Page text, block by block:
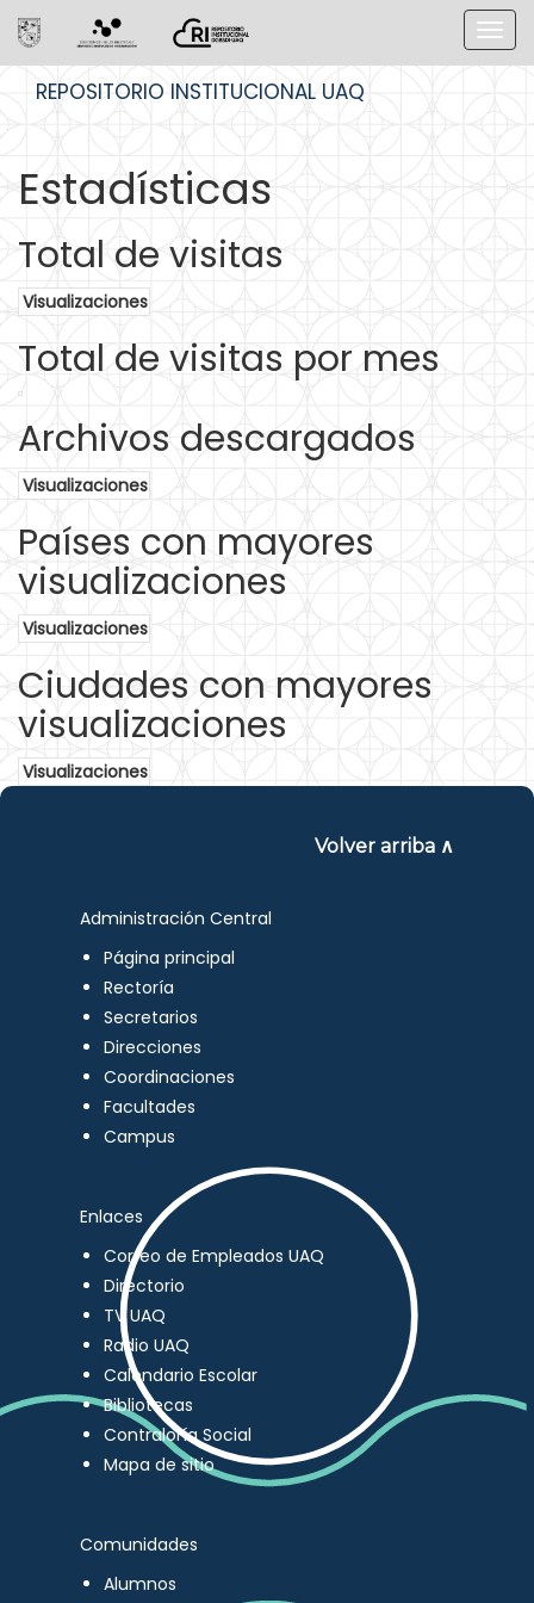
REPOSITORIO INSTITUCIONAL UAQ
Estadísticas
Total de visitas
Visualizaciones
Total de visitas por mes
Archivos descargados
Visualizaciones
Países con mayores
visualizaciones
Visualizaciones
Ciudades con mayores
visualizaciones
Visualizaciones
Volver arriba ∧
Administración Central
Página principal
Rectoría
Secretarios
Direcciones
Coordinaciones
Facultades
Campus
Enlaces
Correo de Empleados UAQ
Directorio
TV UAQ
Radio UAQ
Calendario Escolar
Bibliotecas
Contraloría Social
Mapa de sitio
Comunidades
Alumnos